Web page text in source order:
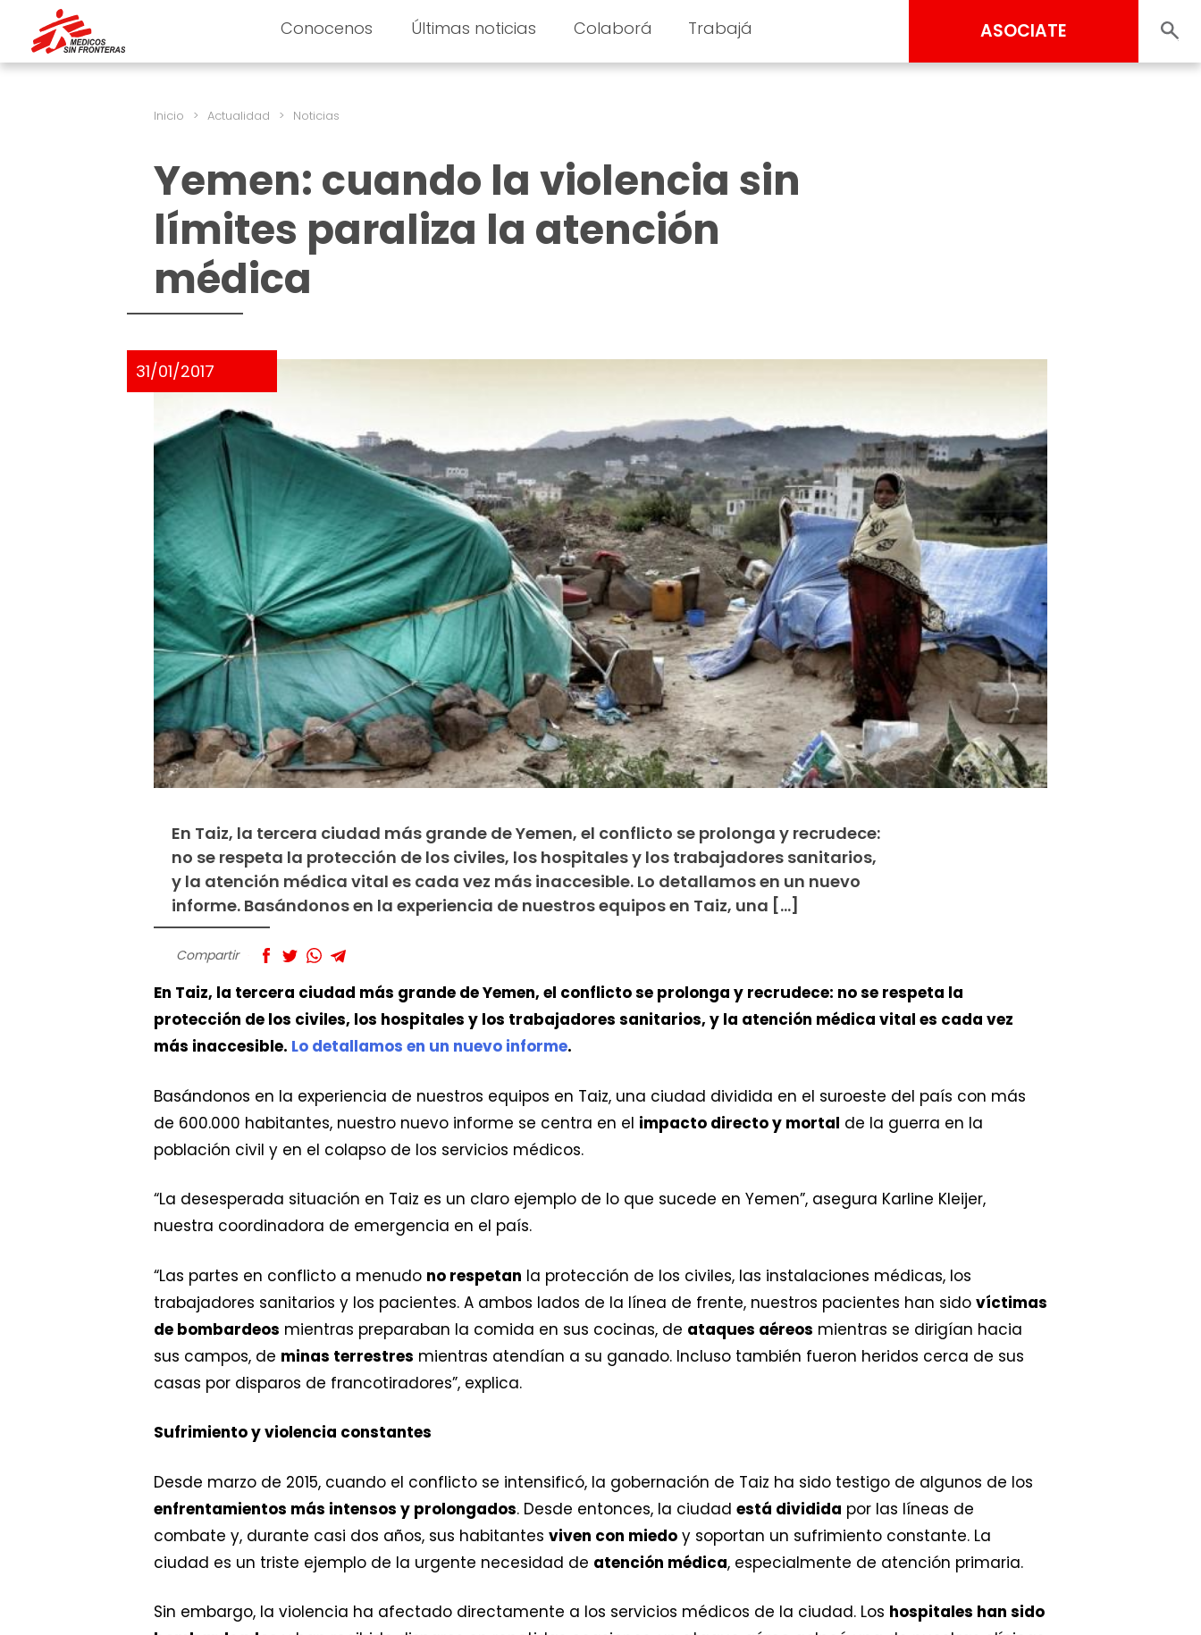
Conocenos Últimas noticias Colaborá Trabajá ASOCIATE
Inicio > Actualidad > Noticias
Yemen: cuando la violencia sin
límites paraliza la atención
médica
31/01/2017
En Taiz, la tercera ciudad más grande de Yemen, el conflicto se prolonga y recrudece:
no se respeta la protección de los civiles, los hospitales y los trabajadores sanitarios,
y la atención médica vital es cada vez más inaccesible. Lo detallamos en un nuevo
informe. Basándonos en la experiencia de nuestros equipos en Taiz, una […]
Compartir
En Taiz, la tercera ciudad más grande de Yemen, el conflicto se prolonga y recrudece: no se respeta la
protección de los civiles, los hospitales y los trabajadores sanitarios, y la atención médica vital es cada vez
más inaccesible. Lo detallamos en un nuevo informe.
Basándonos en la experiencia de nuestros equipos en Taiz, una ciudad dividida en el suroeste del país con más
de 600.000 habitantes, nuestro nuevo informe se centra en el impacto directo y mortal de la guerra en la
población civil y en el colapso de los servicios médicos.
“La desesperada situación en Taiz es un claro ejemplo de lo que sucede en Yemen”, asegura Karline Kleijer,
nuestra coordinadora de emergencia en el país.
“Las partes en conflicto a menudo no respetan la protección de los civiles, las instalaciones médicas, los
trabajadores sanitarios y los pacientes. A ambos lados de la línea de frente, nuestros pacientes han sido víctimas
de bombardeos mientras preparaban la comida en sus cocinas, de ataques aéreos mientras se dirigían hacia
sus campos, de minas terrestres mientras atendían a su ganado. Incluso también fueron heridos cerca de sus
casas por disparos de francotiradores”, explica.
Sufrimiento y violencia constantes
Desde marzo de 2015, cuando el conflicto se intensificó, la gobernación de Taiz ha sido testigo de algunos de los
enfrentamientos más intensos y prolongados. Desde entonces, la ciudad está dividida por las líneas de
combate y, durante casi dos años, sus habitantes viven con miedo y soportan un sufrimiento constante. La
ciudad es un triste ejemplo de la urgente necesidad de atención médica, especialmente de atención primaria.
Sin embargo, la violencia ha afectado directamente a los servicios médicos de la ciudad. Los hospitales han sido